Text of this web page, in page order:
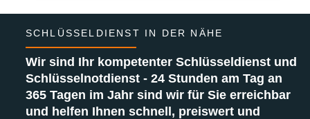
SCHLÜSSELDIENST IN DER NÄHE
Wir sind Ihr kompetenter Schlüsseldienst und
Schlüsselnotdienst - 24 Stunden am Tag an
365 Tagen im Jahr sind wir für Sie erreichbar
und helfen Ihnen schnell, preiswert und